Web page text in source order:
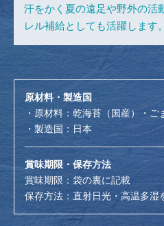
汗をかく夏の遠足や野外の活
レル補給としても活躍します。
原材料・製造国
・原材料：乾海苔（国産）・ご
・製造国：日本
賞味期限・保存方法
賞味期限：袋の裏に記載
保存方法：直射日光・高温多湿